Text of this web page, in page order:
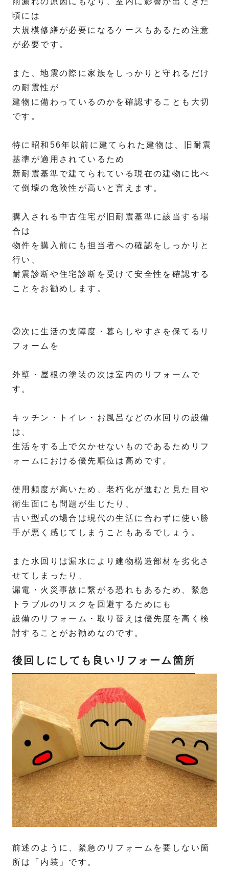
頃には
大規模修繕が必要になるケースもあるため注意
が必要です。
また、地震の際に家族をしっかりと守れるだけ
の耐震性が
建物に備わっているのかを確認することも大切
です。
特に昭和56年以前に建てられた建物は、旧耐震
基準が適用されているため
新耐震基準で建てられている現在の建物に比べ
て倒壊の危険性が高いと言えます。
購入される中古住宅が旧耐震基準に該当する場
合は
物件を購入前にも担当者への確認をしっかりと
行い、
耐震診断や住宅診断を受けて安全性を確認する
ことをお勧めします。
②次に生活の支障度・暮らしやすさを保てるリ
フォームを
外壁・屋根の塗装の次は室内のリフォームで
す。
キッチン・トイレ・お風呂などの水回りの設備
は、
生活をする上で欠かせないものであるためリフ
ォームにおける優先順位は高めです。
使用頻度が高いため、老朽化が進むと見た目や
衛生面にも問題が生じたり、
古い型式の場合は現代の生活に合わずに使い勝
手が悪く感じてしまうこともあるでしょう。
また水回りは漏水により建物構造部材を劣化さ
せてしまったり、
漏電・火災事故に繋がる恐れもあるため、緊急
トラブルのリスクを回避するためにも
設備のリフォーム・取り替えは優先度を高く検
討することがお勧めなのです。
後回しにしても良いリフォーム箇所
前述のように、緊急のリフォームを要しない箇
所は「内装」です。